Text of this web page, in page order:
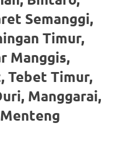
Semanggi,
Timur,
Manggis,
Tebet Timur,
Manggarai,